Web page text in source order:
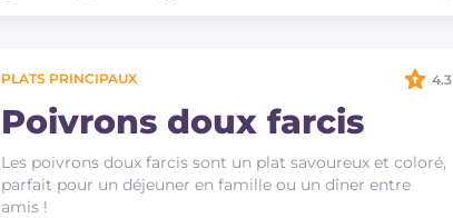
PLATS PRINCIPAUX
Poivrons doux farcis
Les poivrons doux farcis sont un plat savoureux et coloré,
parfait pour un déjeuner en famille ou un dîner entre
amis !
4.3